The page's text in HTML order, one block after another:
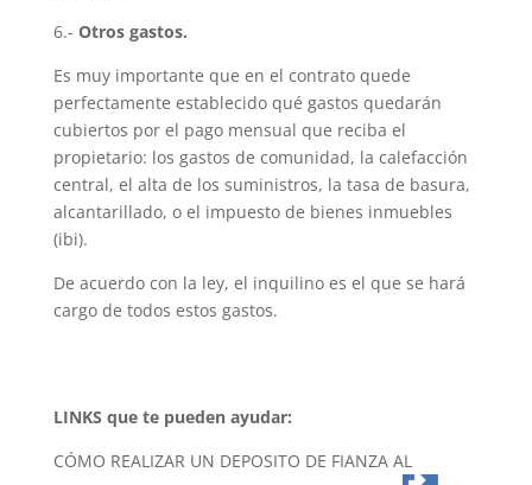
6.- Otros gastos.
Es muy importante que en el contrato quede
perfectamente establecido qué gastos quedarán
cubiertos por el pago mensual que reciba el
propietario: los gastos de comunidad, la calefacción
central, el alta de los suministros, la tasa de basura,
alcantarillado, o el impuesto de bienes inmuebles
(ibi).
De acuerdo con la ley, el inquilino es el que se hará
cargo de todos estos gastos.
LINKS que te pueden ayudar:
CÓMO REALIZAR UN DEPOSITO DE FIANZA AL